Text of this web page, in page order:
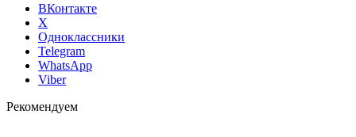
ВКонтакте
X
Одноклассники
Telegram
WhatsApp
Viber
Рекомендуем